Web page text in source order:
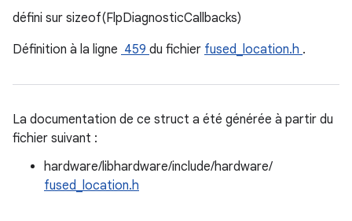
défini sur sizeof(FlpDiagnosticCallbacks)
Définition à la ligne 459 du fichier fused_location.h .
La documentation de ce struct a été générée à partir du
fichier suivant :
hardware/libhardware/include/hardware/
fused_location.h